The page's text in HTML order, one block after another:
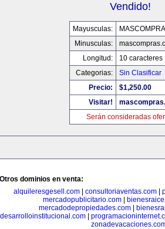
Vendido!
Mayusculas:
Minusculas:
Longitud:
10 caracteres
Categorias:
Sin Clasificar
Precio:
$1,250.00
Visitar!
Serán consideradas
Otros dominios en venta:
alquileresgesell.com
consultoriaventas.com
mercadopublicitario.com|
mercadodepropiedades.com
desarrolloinstitucional.com